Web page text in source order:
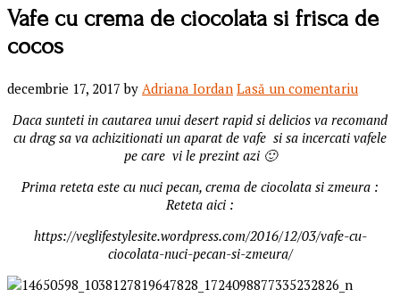
Vafe cu crema de ciocolata si frisca de
cocos
decembrie 17, 2017 by Adriana Iordan Lasă un comentariu
Daca sunteti in cautarea unui desert rapid si delicios va recomand
cu drag sa va achizitionati un aparat de vafe si sa incercati vafele
pe care vi le prezint azi 🙂
Prima reteta este cu nuci pecan, crema de ciocolata si zmeura :
Reteta aici :
https://veglifestylesite.wordpress.com/2016/12/03/vafe-cu-
ciocolata-nuci-pecan-si-zmeura/